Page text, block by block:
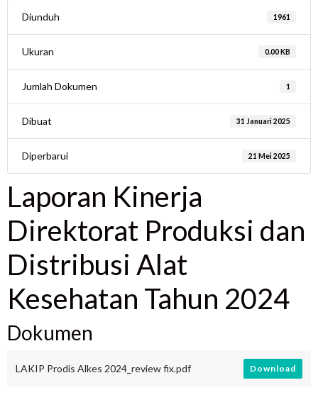
Diunduh 1961
Ukuran 0.00 KB
Jumlah Dokumen 1
Dibuat 31 Januari 2025
Diperbarui 21 Mei 2025
Laporan Kinerja
Direktorat Produksi dan
Distribusi Alat
Kesehatan Tahun 2024
Dokumen
LAKIP Prodis Alkes 2024_review fix.pdf Download